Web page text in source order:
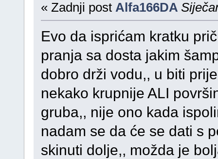
« Zadnji post Alfa166DA
Evo da isprićam kratku
pranja sa dosta jakim
dobro drži vodu,, u biti
nekako krupnije ALI
gruba,, nije ono kada
nadam se da će se dati s
skinuti dolje,, možda je